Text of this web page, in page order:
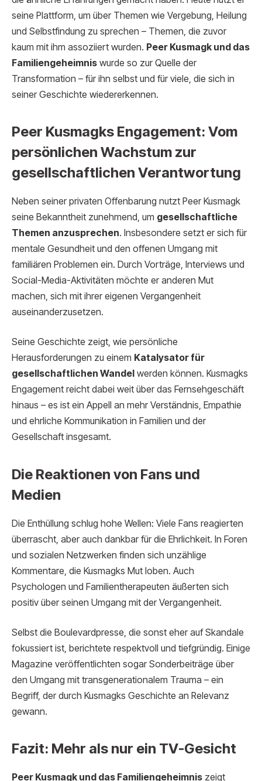
seine Plattform, um über Themen wie Vergebung, Heilung
und Selbstfindung zu sprechen – Themen, die zuvor
kaum mit ihm assoziiert wurden. Peer Kusmagk und das
Familiengeheimnis wurde so zur Quelle der
Transformation – für ihn selbst und für viele, die sich in
seiner Geschichte wiedererkennen.
Peer Kusmagks Engagement: Vom
persönlichen Wachstum zur
gesellschaftlichen Verantwortung
Neben seiner privaten Offenbarung nutzt Peer Kusmagk
seine Bekanntheit zunehmend, um gesellschaftliche
Themen anzusprechen. Insbesondere setzt er sich für
mentale Gesundheit und den offenen Umgang mit
familiären Problemen ein. Durch Vorträge, Interviews und
Social-Media-Aktivitäten möchte er anderen Mut
machen, sich mit ihrer eigenen Vergangenheit
auseinanderzusetzen.
Seine Geschichte zeigt, wie persönliche
Herausforderungen zu einem Katalysator für
gesellschaftlichen Wandel werden können. Kusmagks
Engagement reicht dabei weit über das Fernsehgeschäft
hinaus – es ist ein Appell an mehr Verständnis, Empathie
und ehrliche Kommunikation in Familien und der
Gesellschaft insgesamt.
Die Reaktionen von Fans und
Medien
Die Enthüllung schlug hohe Wellen: Viele Fans reagierten
überrascht, aber auch dankbar für die Ehrlichkeit. In Foren
und sozialen Netzwerken finden sich unzählige
Kommentare, die Kusmagks Mut loben. Auch
Psychologen und Familientherapeuten äußerten sich
positiv über seinen Umgang mit der Vergangenheit.
Selbst die Boulevardpresse, die sonst eher auf Skandale
fokussiert ist, berichtete respektvoll und tiefgründig. Einige
Magazine veröffentlichten sogar Sonderbeiträge über
den Umgang mit transgenerationalem Trauma – ein
Begriff, der durch Kusmagks Geschichte an Relevanz
gewann.
Fazit: Mehr als nur ein TV-Gesicht
Peer Kusmagk und das Familiengeheimnis zeigt